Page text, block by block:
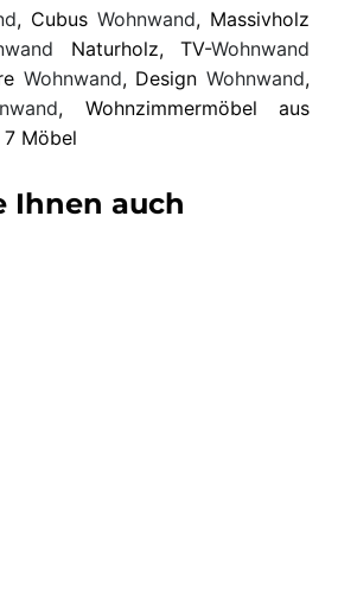
, Cubus Wohnwand, Massivholz
Naturholz, TV-Wohnwand
Wohnwand, DesignWohnwand,
, Wohnzimmermöbel aus
7 Möbel
Ihnen auch